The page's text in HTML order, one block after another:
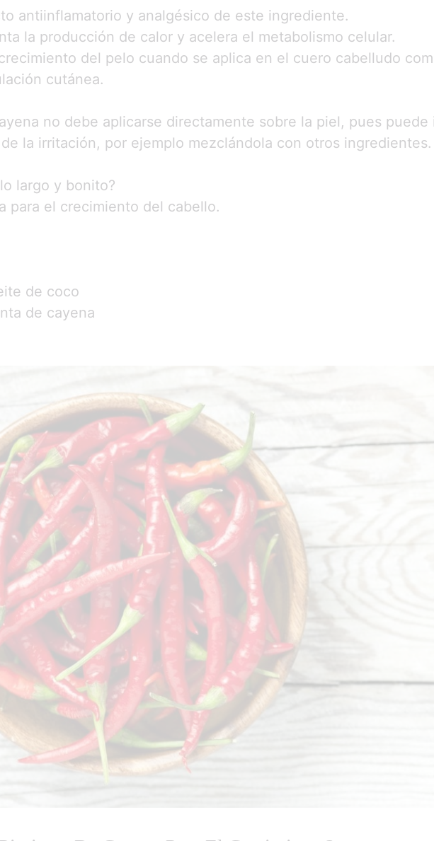
antiinflamatorio y analgésico de este ingrediente.
la producción de calor y acelera el metabolismo celular.
del pelo cuando se aplica en el cuero cabelludo
cutánea.
no debe aplicarse directamente sobre la piel, pues puede
la irritación, por ejemplo mezclándola con otros ingredientes.
largo y bonito?
para el crecimiento del cabello.
de coco
de cayena